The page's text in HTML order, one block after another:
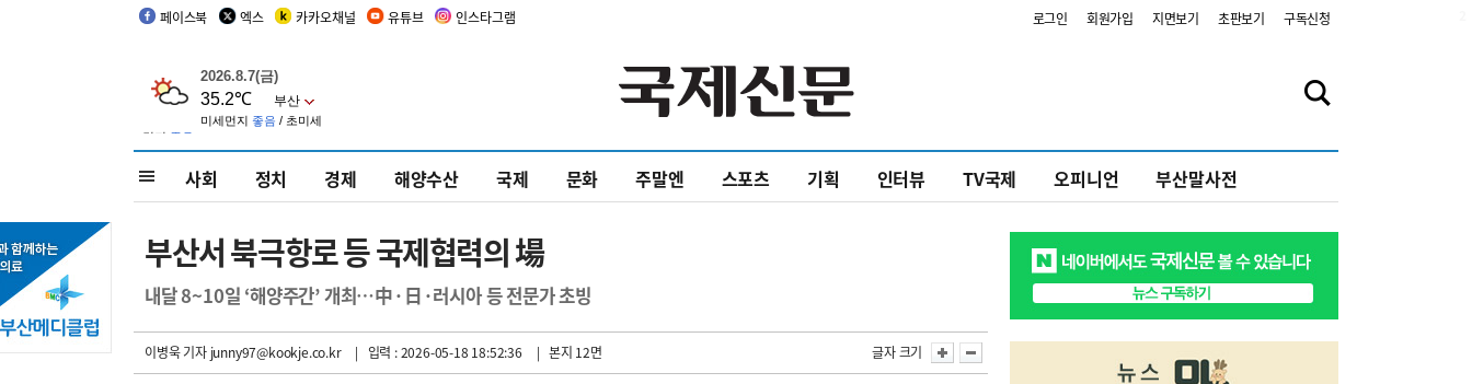
페이스북 엑스 카카오채널 유튜브 인스타그램 로그인 회원가입 지면보기 초판보기 구독신청
사회 정치 경제 해양수산 국제 문화 주말엔 스포츠 기획 인터뷰 TV국제 오피니언 부산말사전
부산서 북극항로 등 국제협력의 場
내달 8~10일 ‘해양주간’ 개최…中·日·러시아 등 전문가 초빙
이병욱 기자junny97@kookje.co.kr | 입력 : 2026-05-18 18:52:36 | 본지 12면 글자 크기